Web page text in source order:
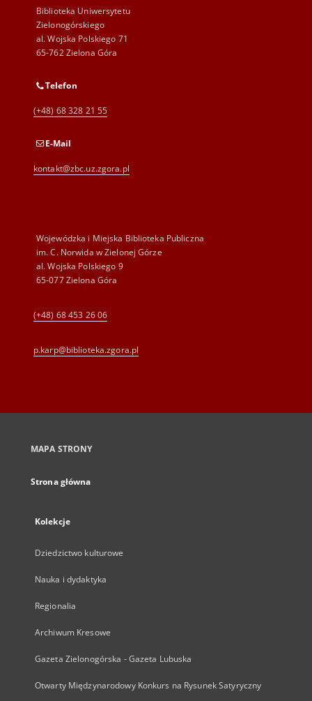
Biblioteka Uniwersytetu
Zielonogórskiego
al. Wojska Polskiego 71
65-762 Zielona Góra
Telefon
(+48) 68 328 21 55
E-Mail
kontakt@zbc.uz.zgora.pl
Wojewódzka i Miejska Biblioteka Publiczna
im. C. Norwida w Zielonej Górze
al. Wojska Polskiego 9
65-077 Zielona Góra
(+48) 68 453 26 06
p.karp@biblioteka.zgora.pl
MAPA STRONY
Strona główna
Kolekcje
Dziedzictwo kulturowe
Nauka i dydaktyka
Regionalia
Archiwum Kresowe
Gazeta Zielonogórska - Gazeta Lubuska
Otwarty Międzynarodowy Konkurs na Rysunek Satyryczny